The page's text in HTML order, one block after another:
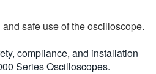
safe use of the oscilloscope.
compliance, and installation
Series Oscilloscopes.